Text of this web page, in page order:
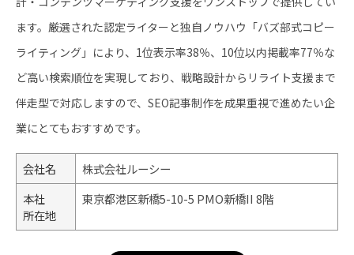
ます。厳選された認定ライターと独自ノウハウ「バズ部式コピー
ライティング」により、1位表示率38％、10位以内掲載率77％な
ど高い検索順位を実現しており、戦略設計からリライト支援まで
伴走型で対応しますので、SEO記事制作を成果重視で進めたい企
業にとてもおすすめです。
会社名
株式会社ルーシー
本社
所在地
東京都港区新橋5-10-5 PMO新橋II 8階